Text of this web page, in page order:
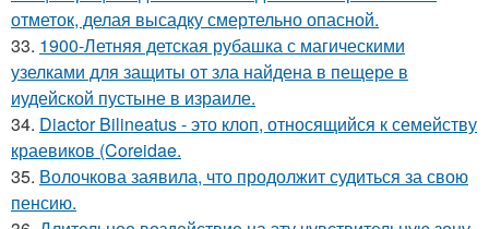
отметок, делая высадку смертельно опасной.
33. 1900-Летняя детская рубашка с магическими
узелками для защиты от зла найдена в пещере в
иудейской пустыне в израиле.
34. Diactor Bilineatus - это клоп, относящийся к семейству
краевиков (Coreidae.
35. Волочкова заявила, что продолжит судиться за свою
пенсию.